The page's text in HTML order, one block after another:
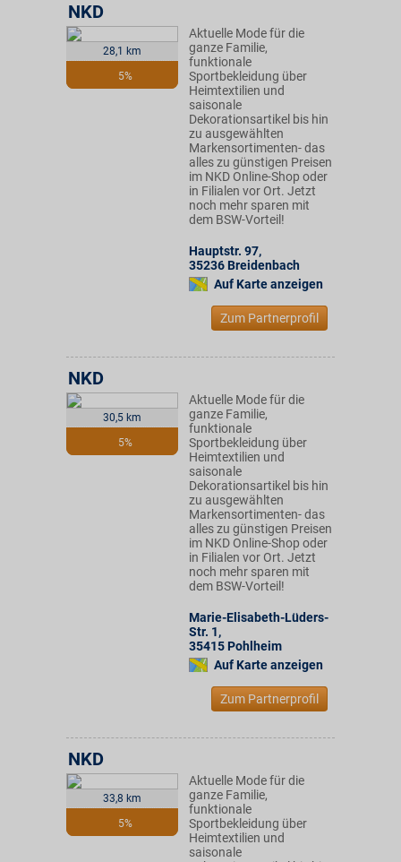
28,1 km
5%
NKD
Aktuelle Mode für die
ganze Familie,
funktionale
Sportbekleidung über
Heimtextilien und
saisonale
Dekorationsartikel bis hin
zu ausgewählten
Markensortimenten- das
alles zu günstigen Preisen
im NKD Online-Shop oder
in Filialen vor Ort. Jetzt
noch mehr sparen mit
dem BSW-Vorteil!
Hauptstr. 97,
35236 Breidenbach
Auf Karte anzeigen
Zum Partnerprofil
30,5 km
5%
NKD
Aktuelle Mode für die
ganze Familie,
funktionale
Sportbekleidung über
Heimtextilien und
saisonale
Dekorationsartikel bis hin
zu ausgewählten
Markensortimenten- das
alles zu günstigen Preisen
im NKD Online-Shop oder
in Filialen vor Ort. Jetzt
noch mehr sparen mit
dem BSW-Vorteil!
Marie-Elisabeth-Lüders-
Str. 1,
35415 Pohlheim
Auf Karte anzeigen
Zum Partnerprofil
33,8 km
5%
NKD
Aktuelle Mode für die
ganze Familie,
funktionale
Sportbekleidung über
Heimtextilien und
saisonale